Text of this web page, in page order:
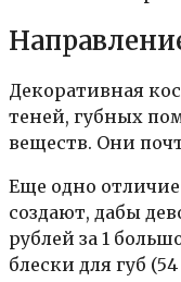
Декоративная
теней, губных
веществ. Они
Еще одно
создают, дабы
рублей за 1
блески для губ